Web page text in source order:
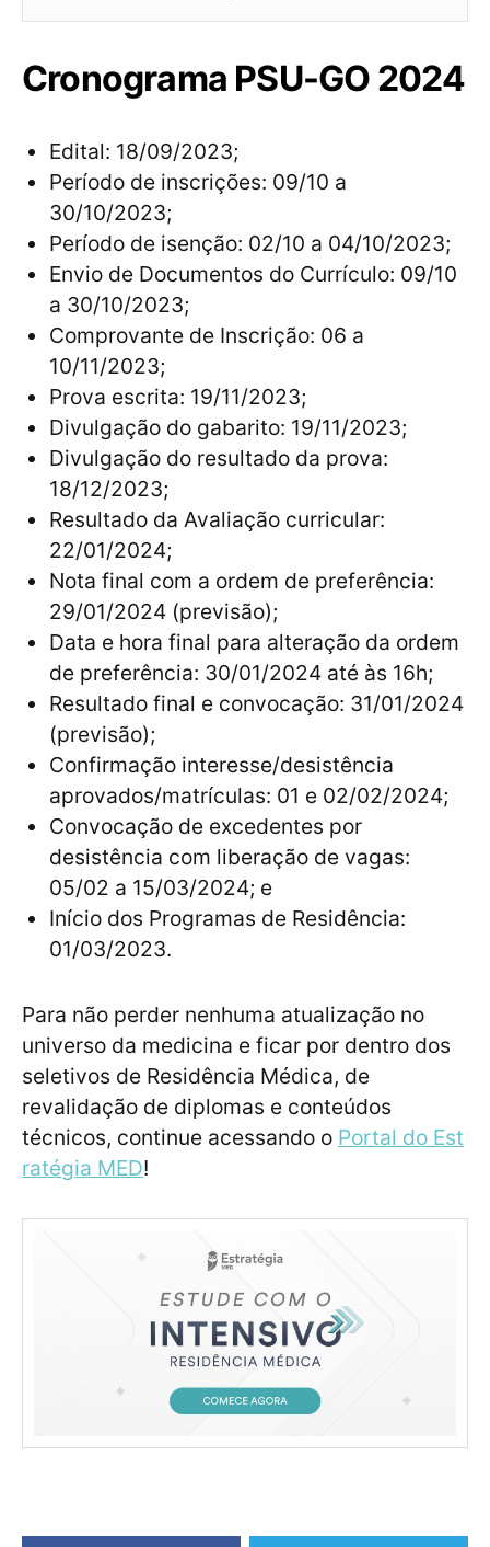
Cronograma PSU-GO 2024
Edital: 18/09/2023;
Período de inscrições: 09/10 a
30/10/2023;
Período de isenção: 02/10 a 04/10/2023;
Envio de Documentos do Currículo: 09/10
a 30/10/2023;
Comprovante de Inscrição: 06 a
10/11/2023;
Prova escrita: 19/11/2023;
Divulgação do gabarito: 19/11/2023;
Divulgação do resultado da prova:
18/12/2023;
Resultado da Avaliação curricular:
22/01/2024;
Nota final com a ordem de preferência:
29/01/2024 (previsão);
Data e hora final para alteração da ordem
de preferência: 30/01/2024 até às 16h;
Resultado final e convocação: 31/01/2024
(previsão);
Confirmação interesse/desistência
aprovados/matrículas: 01 e 02/02/2024;
Convocação de excedentes por
desistência com liberação de vagas:
05/02 a 15/03/2024; e
Início dos Programas de Residência:
01/03/2023.
Para não perder nenhuma atualização no
universo da medicina e ficar por dentro dos
seletivos de Residência Médica, de
revalidação de diplomas e conteúdos
técnicos, continue acessando o Portal do Est
ratégia MED!